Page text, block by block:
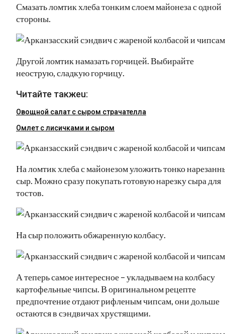
Смазать ломтик хлеба тонким слоем майонеза с одной
стороны.
Другой ломтик намазать горчицей. Выбирайте
неострую, сладкую горчицу.
Читайте такжеu:
Овощной салат с сыром страчателла
Омлет с лисичками и сыром
На ломтик хлеба с майонезом уложить тонко
сыр. Можно сразу покупать готовую нарезку сыра для
тостов.
На сыр положить обжаренную колбасу.
А теперь самое интересное – укладываем на колбасу
картофельные чипсы. В оригинальном рецепте
предпочтение отдают рифленым чипсам, они дольше
остаются в сэндвичах хрустящими.